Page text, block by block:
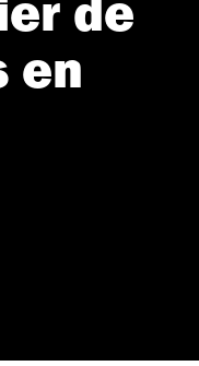
de
en